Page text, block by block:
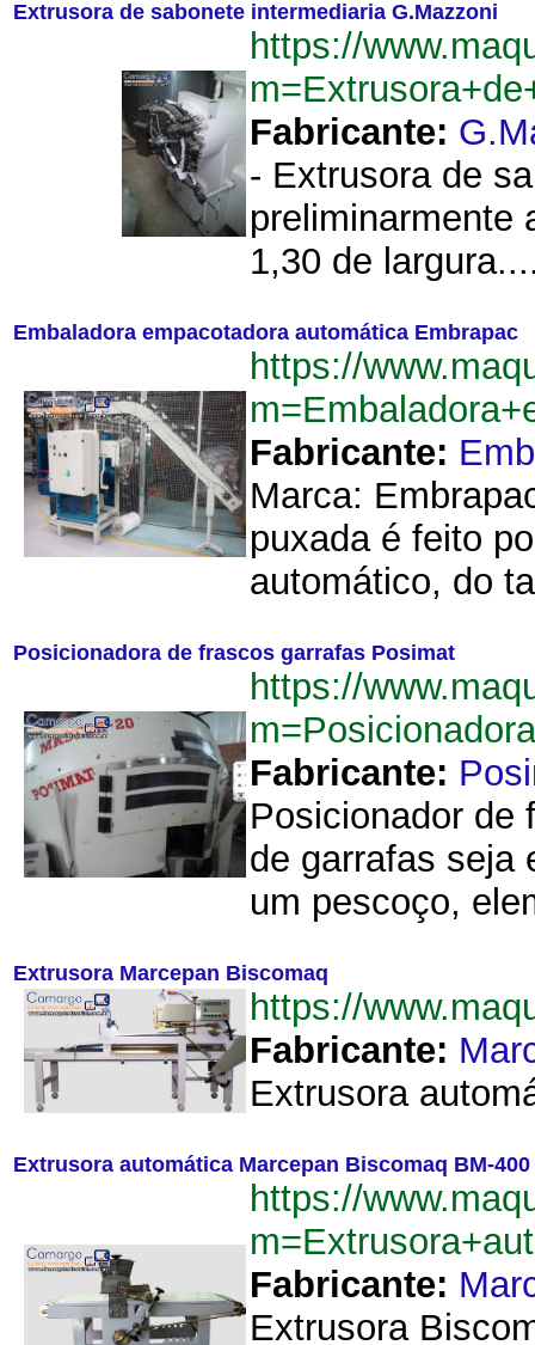
Extrusora de sabonete intermediaria G.Mazzoni
https://
Fabricante:
- Extrusora de
preliminarmente
1,30 de
Embaladora empacotadora automática Embrapac
https://
Fabricante:
Marca:
puxada é feito
automático, do
Posicionadora de frascos garrafas Posimat
https://
Fabricante:
Posicionador de
de garrafas seja
um pescoço,
Extrusora Marcepan Biscomaq
https://
Fabricante:
Extrusora
Extrusora automática Marcepan Biscomaq BM-400
https://
Fabricante:
Extrusora